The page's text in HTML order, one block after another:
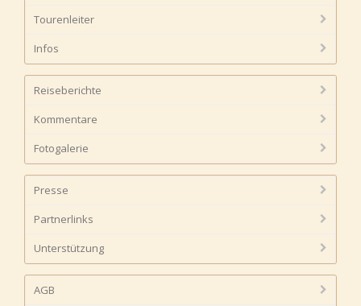
Tourenleiter
Infos
Reiseberichte
Kommentare
Fotogalerie
Presse
Partnerlinks
Unterstützung
AGB